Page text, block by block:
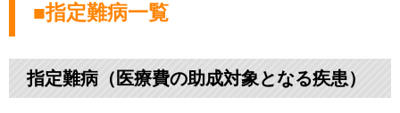
■指定難病一覧
指定難病（医療費の助成対象となる疾患）